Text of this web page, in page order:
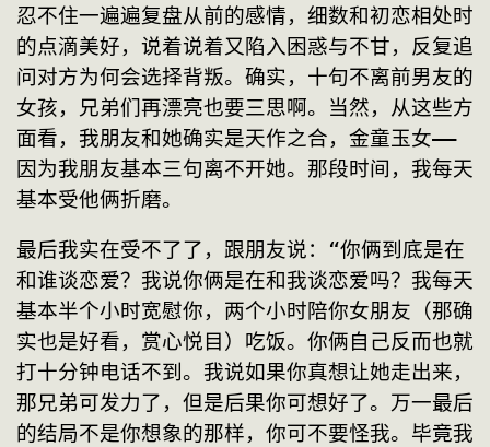
忍不住一遍遍复盘从前的感情，细数和初恋相处时
的点滴美好，说着说着又陷入困惑与不甘，反复追
问对方为何会选择背叛。确实，十句不离前男友的
女孩，兄弟们再漂亮也要三思啊。当然，从这些方
面看，我朋友和她确实是天作之合，金童玉女——
因为我朋友基本三句离不开她。那段时间，我每天
基本受他俩折磨。
最后我实在受不了了，跟朋友说：“你俩到底是在
和谁谈恋爱？我说你俩是在和我谈恋爱吗？我每天
基本半个小时宽慰你，两个小时陪你女朋友（那确
实也是好看，赏心悦目）吃饭。你俩自己反而也就
打十分钟电话不到。我说如果你真想让她走出来，
那兄弟可发力了，但是后果你可想好了。万一最后
的结局不是你想象的那样，你可不要怪我。毕竟我